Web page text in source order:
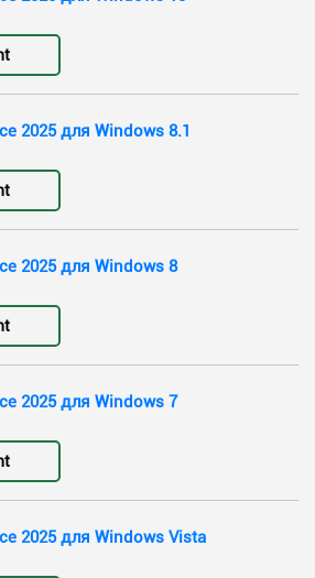
2025 для Windows 8.1
2025 для Windows 8
2025 для Windows 7
2025 для Windows Vista